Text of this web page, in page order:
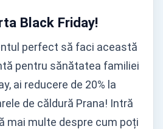
Black Friday!
perfect să faci această
pentru sănătatea familiei
ai reducere de 20% la
de căldură Prana! Intră
mai multe despre cum poți